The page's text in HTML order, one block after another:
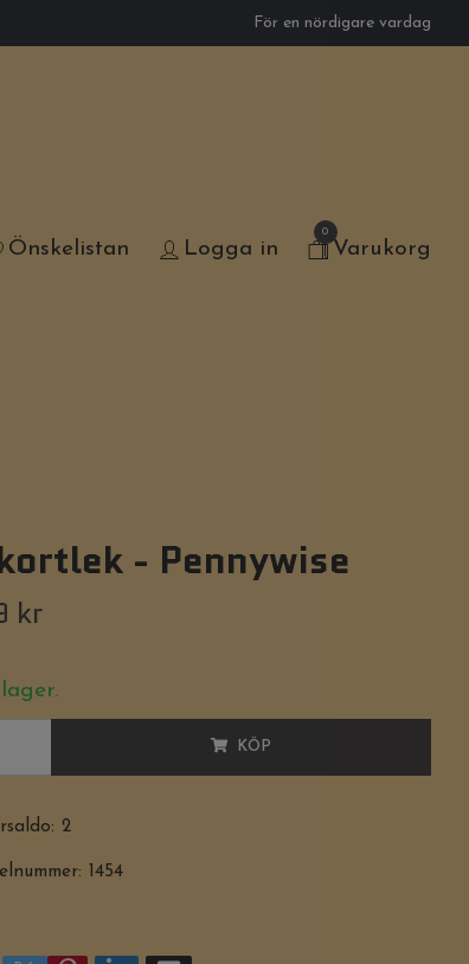
För en nördigare vardag
Önskelistan Logga in
0
Varukorg
- Pennywise
kr
KÖP
2
1454